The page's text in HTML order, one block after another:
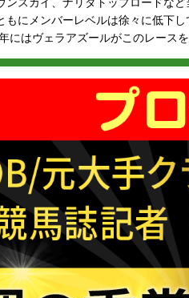
もにメンバーレベルは徐々に低下
にはヴェラアズールがこのレース